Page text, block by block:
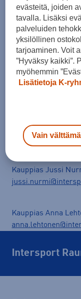
Su
Yhteystiedot
Intersport Rauma,
Karjalankatu 5,
Lähetä viesti
Kauppias Jussi
Kauppias Anna
Intersport
evästeitä, joiden
tavalla. Lisäksi
palveluiden
yksilöllinen
tarjoaminen. Voit
”Hyväksy kaikki”.
myöhemmin
Lisätietoja K-
Vain